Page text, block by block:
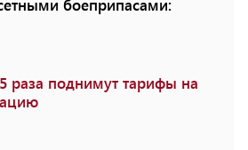
боеприпасами:
раза поднимут тарифы на